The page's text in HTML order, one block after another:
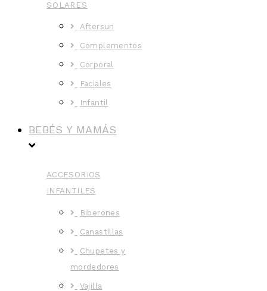
SOLARES
Aftersun
Complementos
Corporal
Faciales
Infantil
BEBÉS Y MAMÁS
ACCESORIOS
INFANTILES
Biberones
Canastillas
Chupetes y
mordedores
Vajilla